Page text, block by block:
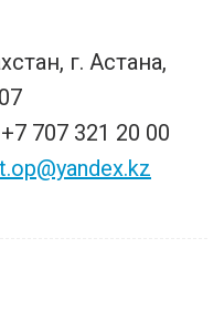
г. Астана,
+7 707 321 20 00